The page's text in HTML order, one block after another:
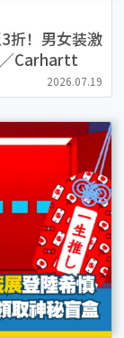
折！男女装激
Carhartt
2026.07.19